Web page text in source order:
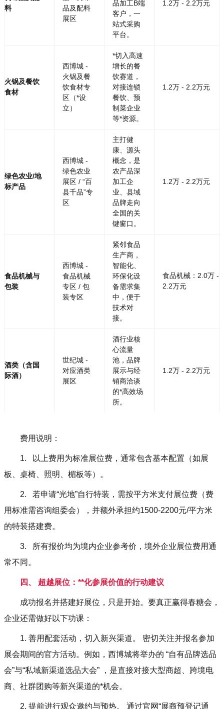
料
品及配料
展区
品加工B端
客户，一
站式采购
平台。
1.2万 - 2.2万元
火锅及餐饮
食材
西博城 -
火锅及餐
饮食材专
区（*设
立）
*切入高速
增长的餐
饮赛道，
对接连锁
餐饮、预
制菜企业
等*资源。
1.2万 - 2.2万元
绿色农业/地
标产品
西博城 -
绿色农业
展区 / “百
县千品”专
区
主打健
康、源头
概念，是
农产品深
加工企
业、县域
品牌走向
全国的关
键窗口。
1.2万 - 2.2万元
食品机械与
包装
西博城 -
食品机械
专区 / 包
装专区
紧邻食品
生产商，
智能化、
环保化设
备需求集
中，便于
技术对
接。
食品机械：2.0万 -
2.2万元
酒类（含国
际酒）
世纪城 -
对应酒类
展区
酒行业核
心流量
池，品牌
展示与经
销商洽谈
的*高效场
所。
1.2万 - 2.2万元
费用说明：
1. 以上费用为标准展位费，通常包含基本配置（如展
板、桌椅、照明、楣板等）。
2. 若申请“光地”自行特装，需按平方米支付展位费（费
用标准需咨询组委会），并额外承担约1500-2200元/平方米
的特装搭建费。
3. 所有报价均为境内企业参考价，境外企业展位费用通
常不同。
四、 超越展位：**化参展价值的行动建议
成功报名并搭建好展位，只是开始。要真正赢得春糖会，
企业还需做好以下功课：
1. 善用配套活动，切入新兴渠道。 密切关注并报名参加
展会期间的官方活动。例如，西博城将举办的 “自有品牌选品
会”与“私域新渠道选品大会” ，是直接对接大型商超、跨境电
商、社群团购等新兴渠道的*机会。
2. 提前进行观众邀约与预热。 通过官网“展商预登记通